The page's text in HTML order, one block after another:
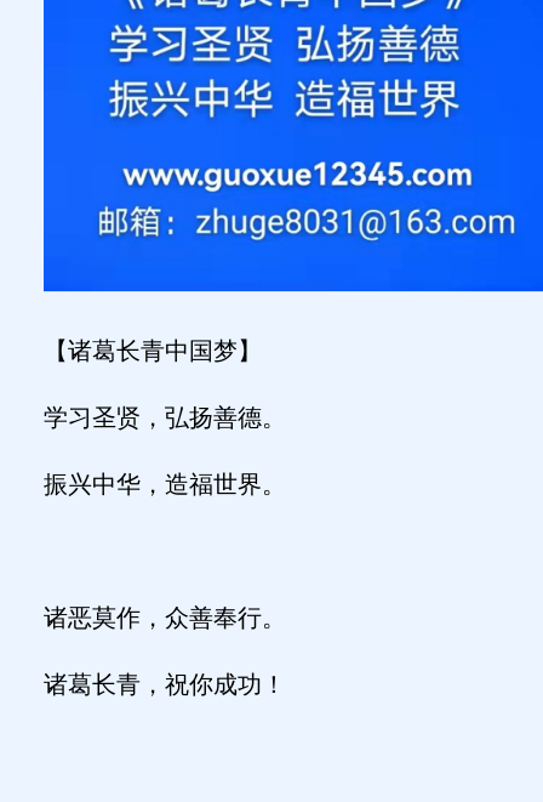
【诸葛长青中国梦】
学习圣贤，弘扬善德。
振兴中华，造福世界。
诸恶莫作，众善奉行。
诸葛长青，祝你成功！